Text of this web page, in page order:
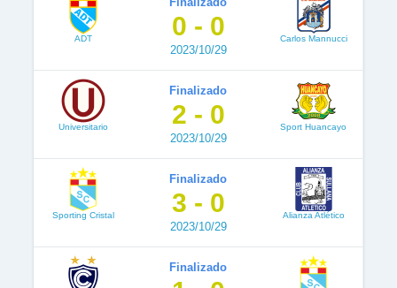
ADT 0 - 0
2023/10/29
Carlos Mannucci
Universitario
Finalizado
2 - 0
2023/10/29
Sport Huancayo
Sporting Cristal
Finalizado
3 - 0
2023/10/29
Alianza Atlético
Finalizado